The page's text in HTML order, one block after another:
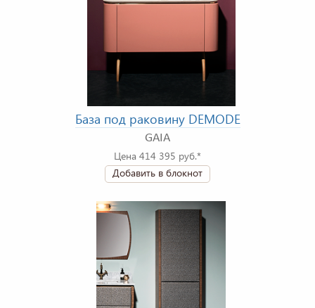
База под раковину DEMODE
GAIA
Цена 414 395 руб.*
Добавить в блокнот